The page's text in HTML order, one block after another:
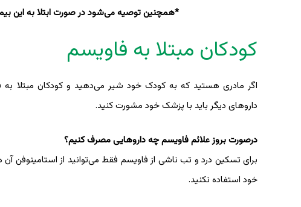
*همچنین توصیه می‌شود در صورت ابتلا به این
کودکان مبتلا به فاویسم
اگر مادری هستید که به کودک خود شیر می‌دهید و کودکان مبتلا
داروهای دیگر باید با پزشک خود مشورت کنید.
درصورت بروز علائم فاویسم چه داروهایی مصرف کنیم؟
برای تسکین درد و تب ناشی از فاویسم فقط می‌توانید از استامینوفن
خود استفاده نکنید.